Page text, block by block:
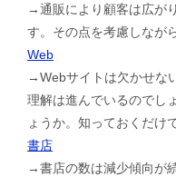
→通販により顧客は広が
す。その点を考慮しなが
Web
→Webサイトは欠かせな
理解は進んでいるのでし
ょうか。知っておくだけ
書店
→書店の数は減少傾向が